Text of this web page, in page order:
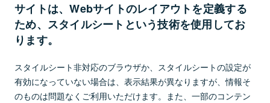
サイトは、Webサイトのレイアウトを定義する
ため、スタイルシートという技術を使用してお
ります。
スタイルシート非対応のブラウザか、スタイルシートの設定が
有効になっていない場合は、表示結果が異なりますが、情報そ
のものは問題なくご利用いただけます。また、一部のコンテン